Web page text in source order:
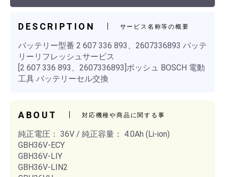
DESCRIPTION サービス名称等の概要
バッテリー型番 2 607 336 893、2607336893 バッテ
リーリフレッシュサービス
[2 607 336 893、2607336893]ボッシュ BOSCH 電動
工具 バッテリーセル交換
ABOUT 対応機種や商品に関する事
純正電圧： 36V / 純正容量： 4.0Ah (Li-ion)
GBH36V-ECY
GBH36V-LIY
GBH36V-LIN2